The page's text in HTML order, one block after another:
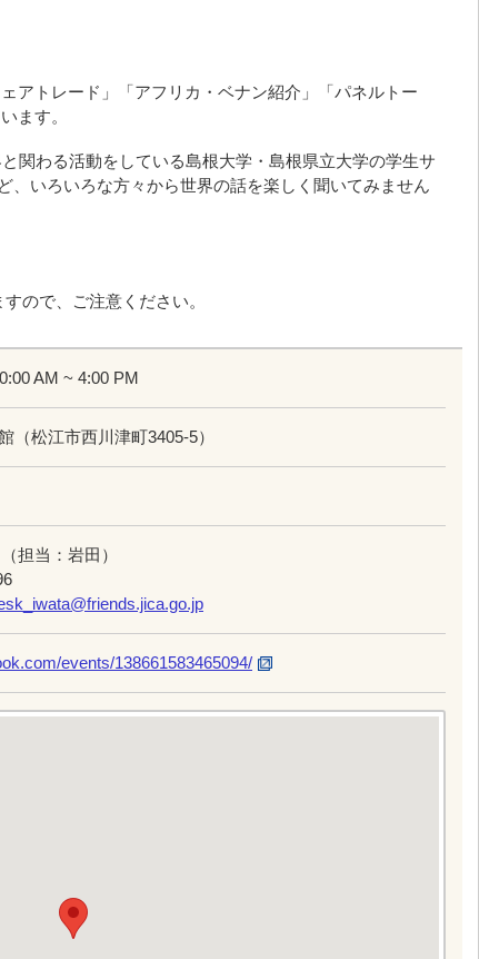
アトレード」「アフリカ・ベナン紹介」「パネルトー
ます。
関わる活動をしている島根大学・島根県立大学の学生サ
、いろいろな方々から世界の話を楽しく聞いてみません
ので、ご注意ください。
AM ~ 4:00 PM
（松江市西川津町3405-5）
担当：岩田）
events/138661583465094/